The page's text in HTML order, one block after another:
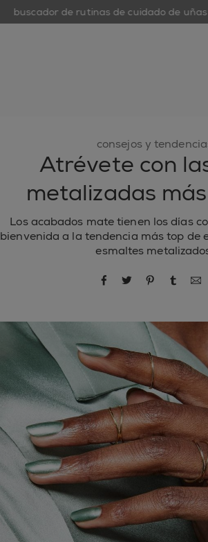
buscador de rutinas de cuidado de uñas
consejos y
Atrévete con
metalizadas
Los acabados mate tienen los días
bienvenida a la tendencia más top de
esmaltes
compartir por
compartir